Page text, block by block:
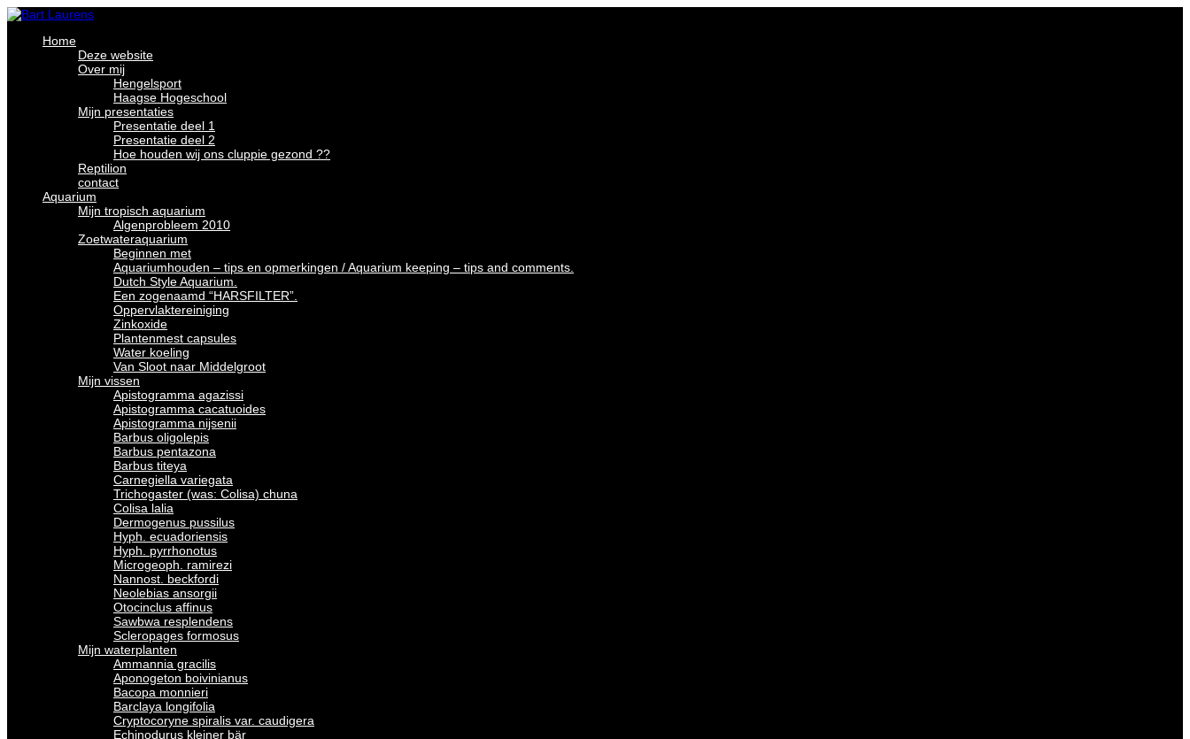
Home
Deze website
Over mij
Hengelsport
Haagse Hogeschool
Mijn presentaties
Presentatie deel 1
Presentatie deel 2
Hoe houden wij ons cluppie gezond ??
Reptilion
contact
Aquarium
Mijn tropisch aquarium
Algenprobleem 2010
Zoetwateraquarium
Beginnen met
Aquariumhouden – tips en opmerkingen / Aquarium keeping – tips and comments.
Dutch Style Aquarium.
Een zogenaamd “HARSFILTER”.
Oppervlaktereiniging
Zinkoxide
Plantenmest capsules
Water koeling
Van Sloot naar Middelgroot
Mijn vissen
Apistogramma agazissi
Apistogramma cacatuoides
Apistogramma nijsenii
Barbus oligolepis
Barbus pentazona
Barbus titeya
Carnegiella variegata
Trichogaster (was: Colisa) chuna
Colisa lalia
Dermogenus pussilus
Hyph. ecuadoriensis
Hyph. pyrrhonotus
Microgeoph. ramirezi
Nannost. beckfordi
Neolebias ansorgii
Otocinclus affinus
Sawbwa resplendens
Scleropages formosus
Mijn waterplanten
Ammannia gracilis
Aponogeton boivinianus
Bacopa monnieri
Barclaya longifolia
Cryptocoryne spiralis var. caudigera
Echinodurus kleiner bär